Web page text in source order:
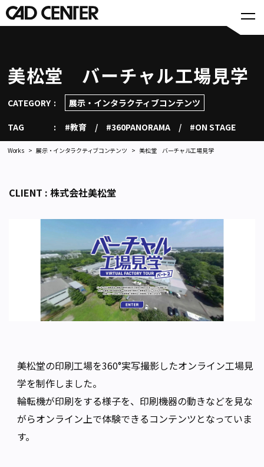
美松堂 バーチャル工場見学
CATEGORY 展示・インタラクティブコンテンツ
TAG #教育 #360PANORAMA #ON STAGE
Works 展示・インタラクティブコンテンツ 美松堂 バーチャル工場見学
CLIENT : 株式会社美松堂
美松堂の印刷工場を360°実写撮影したオンライン工場見
学を制作しました。
輪転機が印刷をする様子を、印刷機器の動きなどを見な
がらオンライン上で体験できるコンテンツとなっていま
す。